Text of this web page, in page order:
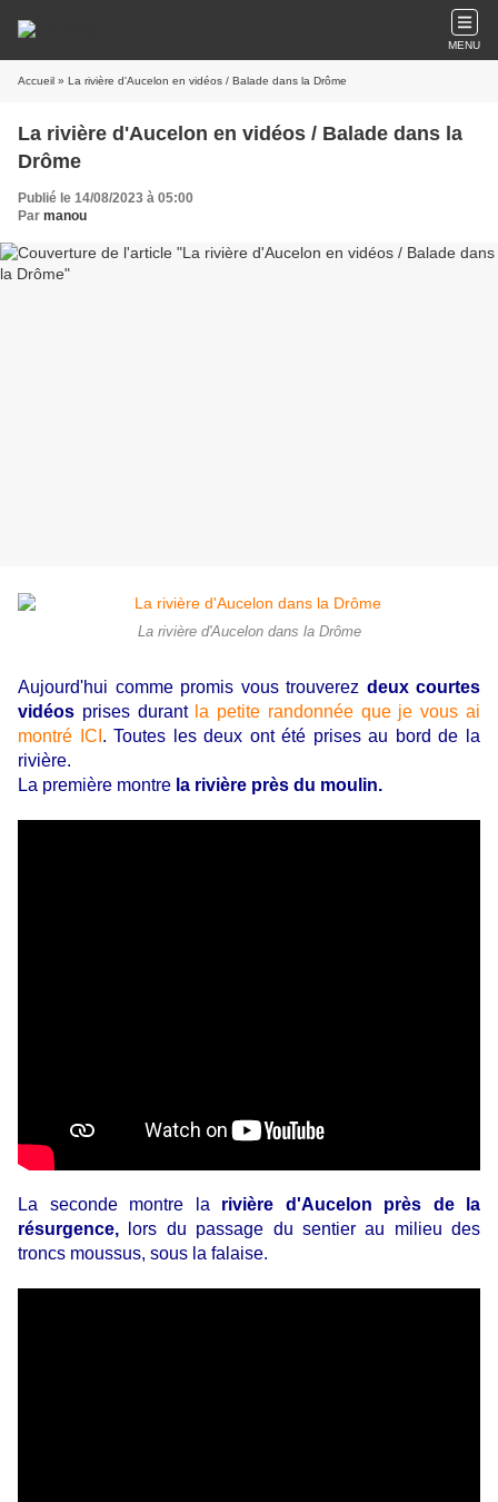
MENU
Accueil » La rivière d'Aucelon en vidéos / Balade dans la Drôme
La rivière d'Aucelon en vidéos / Balade dans la
Drôme
Publié le 14/08/2023 à 05:00
Par manou
La rivière d'Aucelon dans la Drôme
Aujourd'hui comme promis vous trouverez deux courtes
vidéos prises durant la petite randonnée que je vous ai
montré ICI . Toutes les deux ont été prises au bord de la
rivière.
La première montre la rivière près du moulin.
La seconde montre la rivière d'Aucelon près de la
résurgence, lors du passage du sentier au milieu des
troncs moussus, sous la falaise.